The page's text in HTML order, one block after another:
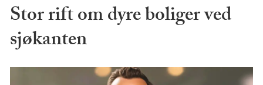
Stor rift om dyre boliger ved
sjøkanten